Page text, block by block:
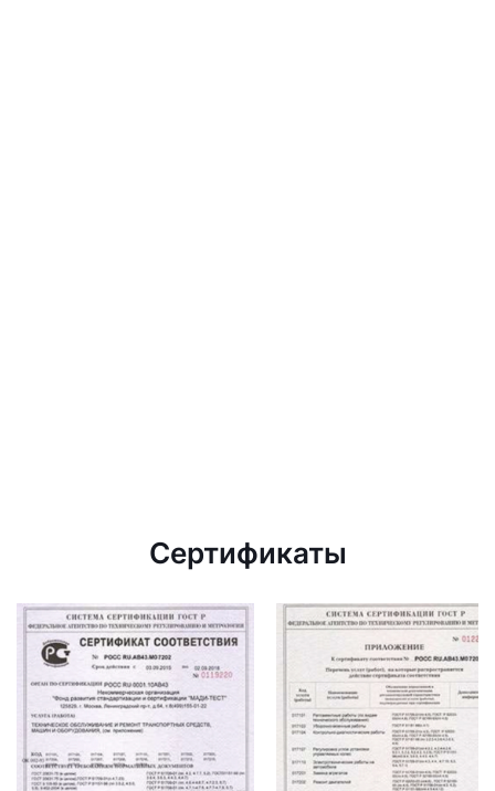
Сертификаты